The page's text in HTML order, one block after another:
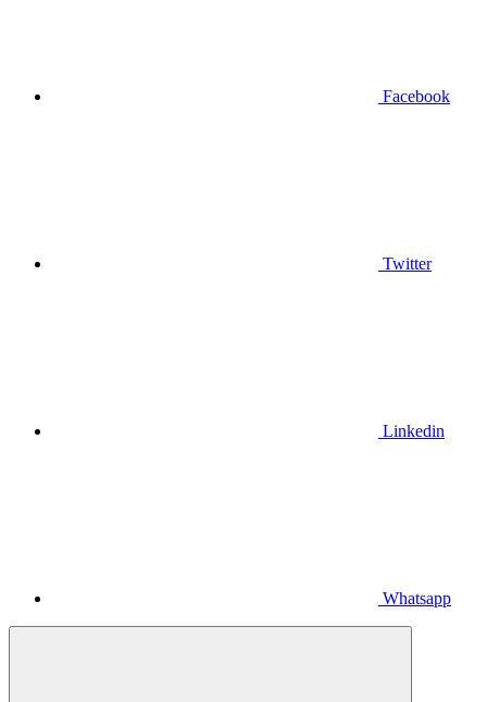
Facebook
Twitter
Linkedin
Whatsapp